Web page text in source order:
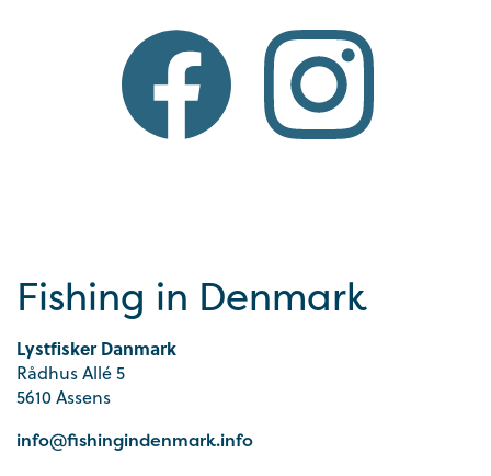
Fishing in Denmark
Lystfisker Danmark
Rådhus Allé 5
5610 Assens
info@fishingindenmark.info